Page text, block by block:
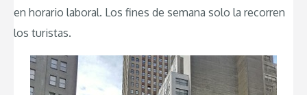
en horario laboral. Los fines de semana solo la recorren
los turistas.